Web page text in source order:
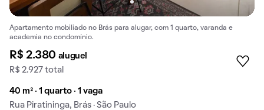
Apartamento mobiliado no Brás para alugar, com 1 quarto, varanda e
academia no condomínio.
R$ 2.380 aluguel
R$ 2.927 total
40 m² · 1 quarto · 1 vaga
Rua Piratininga, Brás · São Paulo